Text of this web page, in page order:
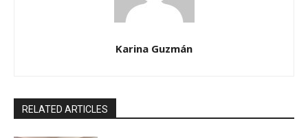
Karina Guzmán
RELATED ARTICLES